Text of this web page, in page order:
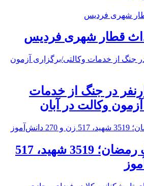
قطار شهری فردیس
20هزارنفر در جنگ از خدمات
وکالت در آبان
آمار شهدای جنگ رمضان؛ 3519 شهید، 517